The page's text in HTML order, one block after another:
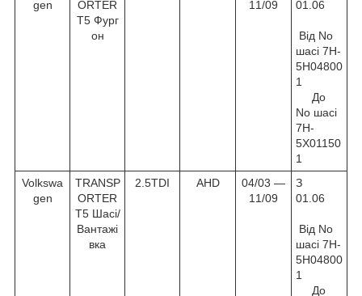
gen
ORTER
T5 Фург
он
11/09
01.06
Від No
шасі 7H-
5H04800
1
До
No шасі
7H-
5X01150
1
Volkswa
gen
TRANSP
ORTER
T5 Шасі/
Вантажі
вка
2.5TDI AHD
04/03 ―
11/09
З
01.06
Від No
шасі 7H-
5H04800
1
До